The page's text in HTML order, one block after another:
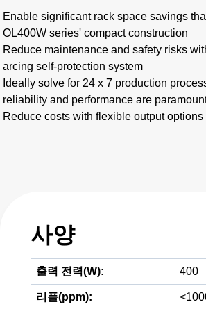
Enable significant rack space savings
OL400W series' compact construction
Reduce maintenance and safety risks
arcing self-protection system
Ideally solve for 24 x 7 production
reliability and performance are
Reduce costs with flexible output options
사양
출력 전력(W): 400
리플(ppm):